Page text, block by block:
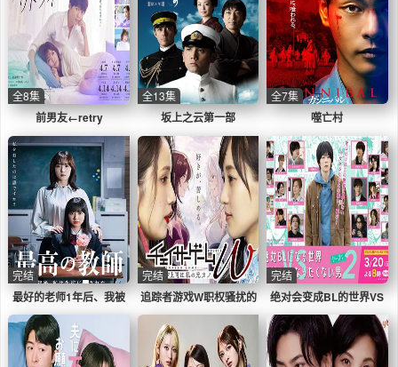
前男友←retry
全8集
坂上之云第一部
全13集
噬亡村
全7集
最好的老师1年后、我被
学生■了
完结
追踪者游戏W职权骚扰的
上司是我的前女友
完结
绝对会变成BL的世界VS
绝不想变成BL的男人第二
季
完结